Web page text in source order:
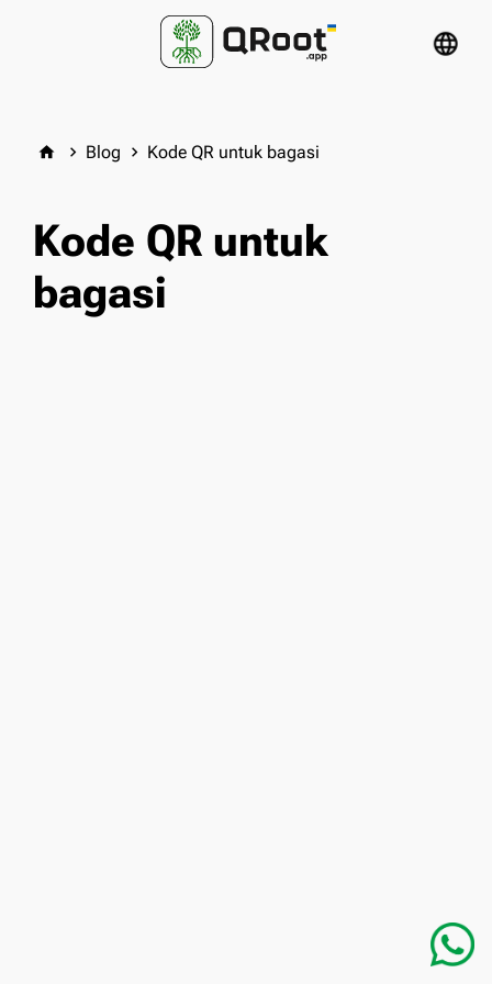
language
home keyboard_arrow_right Blog keyboard_arrow_right Kode QR untuk bagasi
Kode QR untuk
bagasi